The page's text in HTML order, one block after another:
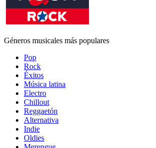
Géneros musicales más populares
Pop
Rock
Éxitos
Música latina
Electro
Chillout
Reggaetón
Alternativa
Indie
Oldies